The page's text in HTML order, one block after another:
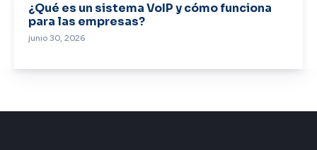
¿Qué es un sistema VoIP y cómo funciona
para las empresas?
junio 30, 2026